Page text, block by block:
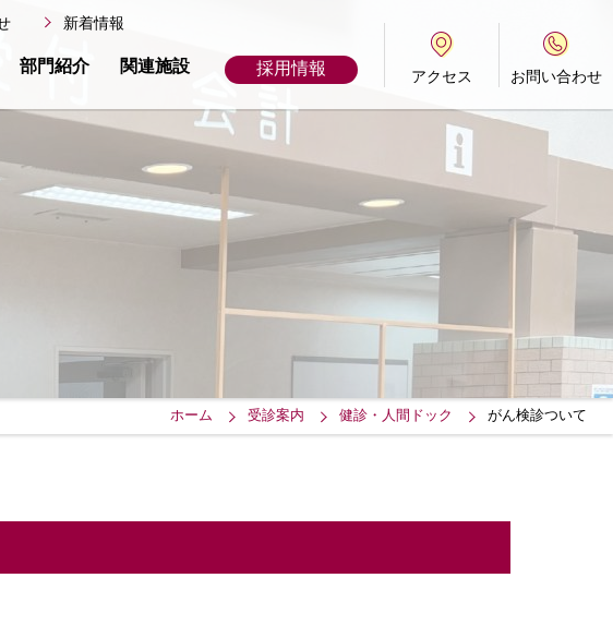
新着情報
部門紹介 関連施設 採用情報 アクセス お問い合わせ
ホーム 受診案内 健診・人間ドック がん検診ついて